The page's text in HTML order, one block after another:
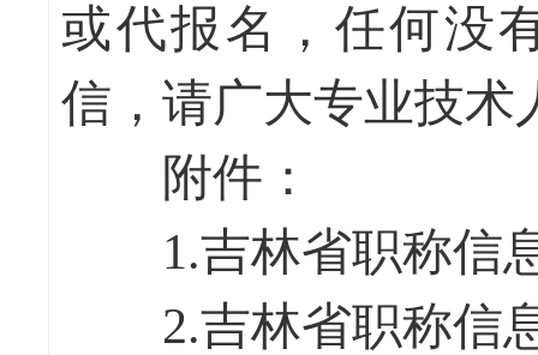
或代报名，任何没
信，请广大专业技术
附件：
1.吉林省职称信
2.吉林省职称信息